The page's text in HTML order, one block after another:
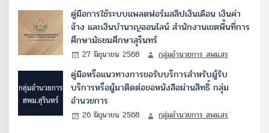
คู่มือการใช้ระบบแพลตฟอร์มสลิปเงินเดือน เงินค่า
จ้าง และเงินบำนาญออนไลน์ สำนักงานเขตพื้นที่การ
ศึกษามัธยมศึกษาสุรินทร์
27 มิถุนายน 2568 กลุ่มอำนวยการ สพม.สร
คู่มือหรือแนวทางการขอรับบริการสำหรับผู้รับ
บริการหรือผู้มาติดต่อขอหนังสือผ่านสิทธิ์ กลุ่ม
อำนวยการ
26 มิถุนายน 2568 กลุ่มอำนวยการ สพม.สร